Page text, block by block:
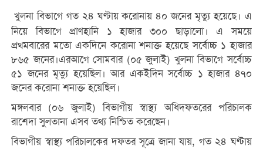
খুলনা বিভাগে গত ২৪ ঘণ্টায় করোনায় ৪০ জনের মৃত্যু হয়েছে। এ
নিয়ে বিভাগে প্রাণহানি ১ হাজার ৩০০ ছাড়ালো। এ সময়ে
প্রথমবারের মতো একদিনে করোনা শনাক্ত হয়েছে সর্বোচ্চ ১ হাজার
৮৬৫ জনের।এরআগে সোমবার (০৫ জুলাই) খুলনা বিভাগে সর্বোচ্চ
৫১ জনের মৃত্যু হয়েছিল। আর একইদিন সর্বোচ্চ ১ হাজার ৪৭০
জনের করোনা শনাক্ত হয়েছিল।
মঙ্গলবার (০৬ জুলাই) বিভাগীয় স্বাস্থ্য অধিদফতরের পরিচালক
রাশেদা সুলতানা এসব তথ্য নিশ্চিত করেছেন।
বিভাগীয় স্বাস্থ্য পরিচালকের দফতর সূত্রে জানা যায়, গত ২৪ ঘণ্টায়